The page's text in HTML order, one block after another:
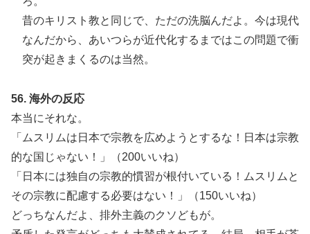
昔のキリスト教と同じで、ただの洗脳んだよ。今は現代
なんだから、あいつらが近代化するまではこの問題で衝
突が起きまくるのは当然。
56. 海外の反応
本当にそれな。
「ムスリムは日本で宗教を広めようとするな！日本は宗教
的な国じゃない！」（200いいね）
「日本には独自の宗教的慣習が根付いている！ムスリムと
その宗教に配慮する必要はない！」（150いいね）
どっちなんだよ、排外主義のクソどもが。